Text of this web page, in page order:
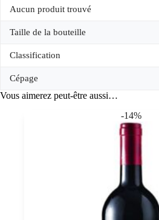
Aucun produit trouvé
Taille de la bouteille
Classification
Cépage
Vous aimerez peut-être aussi…
-14%